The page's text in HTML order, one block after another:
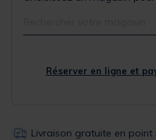
Réserver en ligne et
Livraison gratuite en